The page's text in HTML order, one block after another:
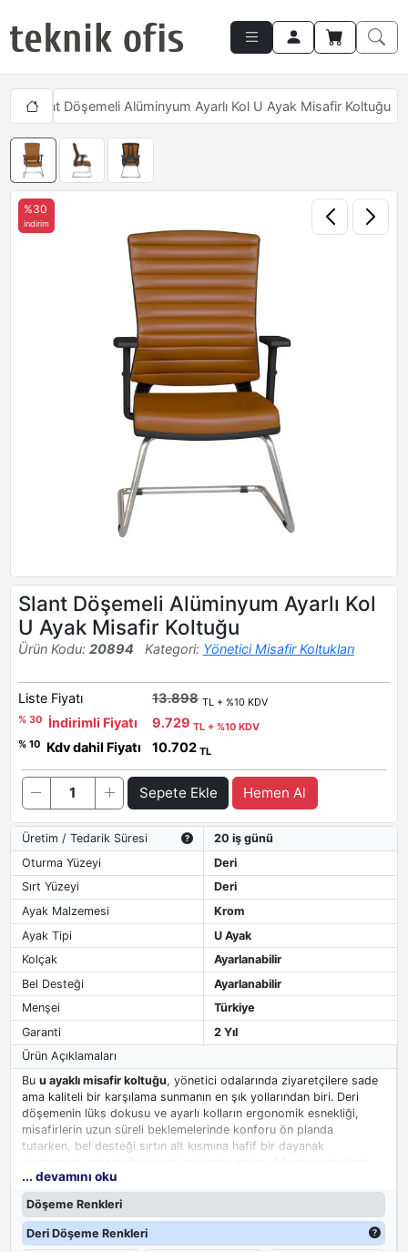
Slant Döşemeli Alüminyum Ayarlı Kol U Ayak Misafir Koltuğu
%30
indirim
Slant Döşemeli Alüminyum Ayarlı Kol
U Ayak Misafir Koltuğu
Ürün Kodu: 20894 Kategori: Yönetici Misafir Koltukları
Liste Fiyatı 13.898 TL + %10 KDV
% 30
İndirimli Fiyatı 9.729 TL + %10 KDV
% 10
Kdv dahil Fiyatı 10.702 TL
Sepete Ekle Hemen Al
Üretim / Tedarik Süresi
20 iş günü
Oturma Yüzeyi
Deri
Sırt Yüzeyi
Deri
Ayak Malzemesi
Krom
Ayak Tipi
U Ayak
Kolçak
Ayarlanabilir
Bel Desteği
Ayarlanabilir
Menşei
Türkiye
Garanti
2 Yıl
Ürün Açıklamaları
Bu u ayaklı misafir koltuğu, yönetici odalarında ziyaretçilere sade
ama kaliteli bir karşılama sunmanın en şık yollarından biri. Deri
döşemenin lüks dokusu ve ayarlı kolların ergonomik esnekliği,
misafirlerin uzun süreli beklemelerinde konforu ön planda
tutarken, bel desteği sırtın alt kısmına hafif bir dayanak
sakin duruşu, makam odasında gösterişten uzak ama kalitesini
hissettiren bir atmosfer yaratıyor. Serinin diğer parçalarıyla
bütünlük sağlayan bu model, ofis düzeninde uyumlu bir görünüm
elde edilmesine imkan tanıyor.
... devamını oku
Döşeme Renkleri
Deri Döşeme Renkleri